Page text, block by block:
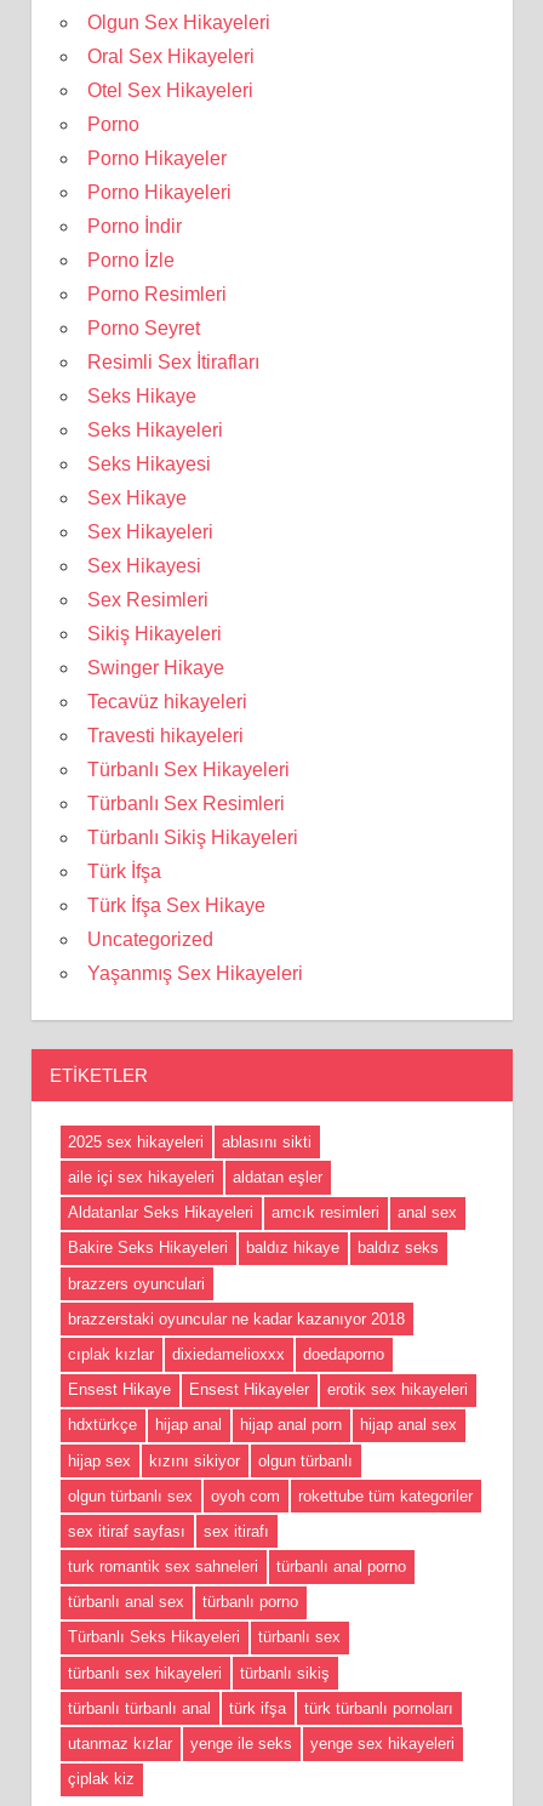
Olgun Sex Hikayeleri
Oral Sex Hikayeleri
Otel Sex Hikayeleri
Porno
Porno Hikayeler
Porno Hikayeleri
Porno İndir
Porno İzle
Porno Resimleri
Porno Seyret
Resimli Sex İtirafları
Seks Hikaye
Seks Hikayeleri
Seks Hikayesi
Sex Hikaye
Sex Hikayeleri
Sex Hikayesi
Sex Resimleri
Sikiş Hikayeleri
Swinger Hikaye
Tecavüz hikayeleri
Travesti hikayeleri
Türbanlı Sex Hikayeleri
Türbanlı Sex Resimleri
Türbanlı Sikiş Hikayeleri
Türk İfşa
Türk İfşa Sex Hikaye
Uncategorized
Yaşanmış Sex Hikayeleri
ETIKETLER
2025 sex hikayeleri
ablasını sikti
aile içi sex hikayeleri
aldatan eşler
Aldatanlar Seks Hikayeleri
amcık resimleri
anal sex
Bakire Seks Hikayeleri
baldız hikaye
baldız seks
brazzers oyunculari
brazzerstaki oyuncular ne kadar kazanıyor 2018
cıplak kızlar
dixiedamelioxxx
doedaporno
Ensest Hikaye
Ensest Hikayeler
erotik sex hikayeleri
hdxtürkçe
hijap anal hijap anal porn
hijap anal sex
hijap sex
kızını sikiyor
olgun türbanlı
olgun türbanlı sex
oyoh com
rokettube tüm kategoriler
sex itiraf sayfası
sex itirafı
turk romantik sex sahneleri
türbanlı anal porno
türbanlı anal sex
türbanlı porno
Türbanlı Seks Hikayeleri
türbanlı sex
türbanlı sex hikayeleri
türbanlı sikiş
türbanlı türbanlı anal
türk ifşa
türk türbanlı pornoları
utanmaz kızlar
yenge ile seks
yenge sex hikayeleri
çiplak kiz